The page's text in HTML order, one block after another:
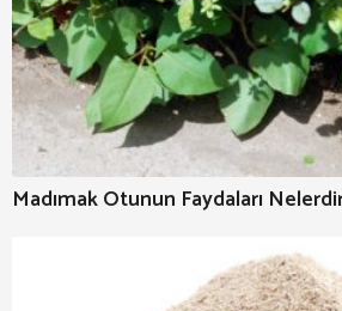
Madımak Otunun Faydaları